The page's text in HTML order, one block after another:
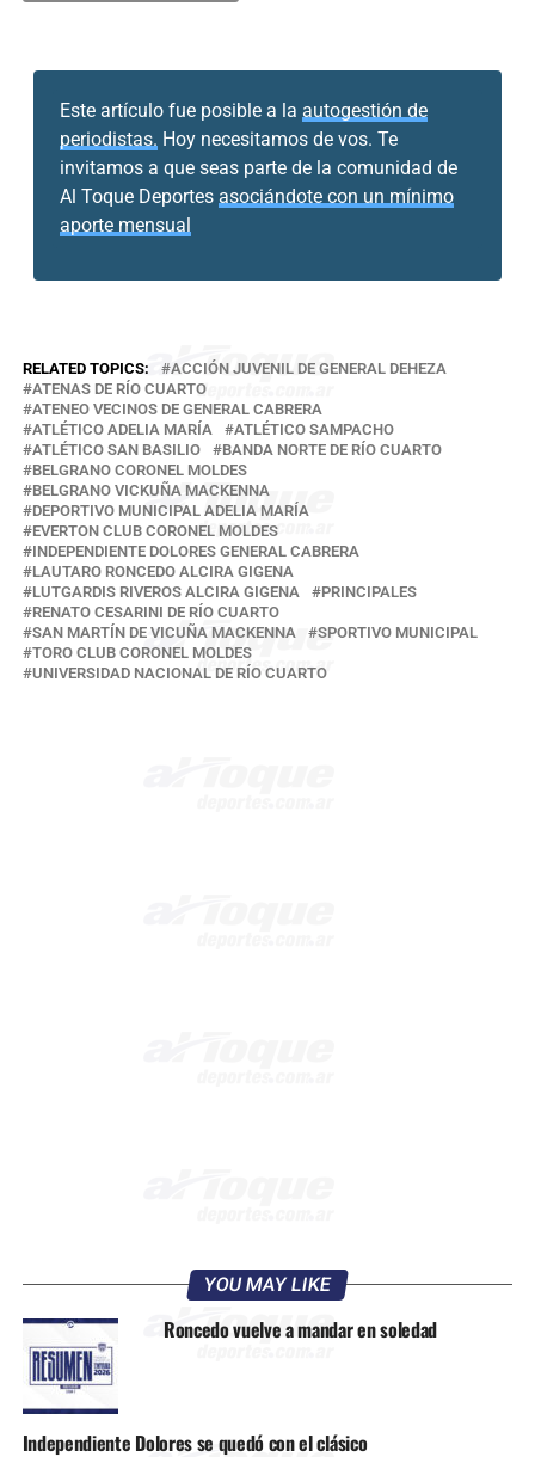
Este artículo fue posible a la autogestión de
periodistas. Hoy necesitamos de vos. Te
invitamos a que seas parte de la comunidad de
Al Toque Deportes asociándote con un mínimo
aporte mensual
RELATED TOPICS:
ACCIÓN JUVENIL DE GENERAL DEHEZA
ATENAS DE RÍO CUARTO
ATENEO VECINOS DE GENERAL CABRERA
ATLÉTICO ADELIA MARÍA
ATLÉTICO SAMPACHO
ATLÉTICO SAN BASILIO
BANDA NORTE DE RÍO CUARTO
BELGRANO CORONEL MOLDES
BELGRANO VICKUÑA MACKENNA
DEPORTIVO MUNICIPAL ADELIA MARÍA
EVERTON CLUB CORONEL MOLDES
INDEPENDIENTE DOLORES GENERAL CABRERA
LAUTARO RONCEDO ALCIRA GIGENA
LUTGARDIS RIVEROS ALCIRA GIGENA
PRINCIPALES
RENATO CESARINI DE RÍO CUARTO
SAN MARTÍN DE VICUÑA MACKENNA
SPORTIVO MUNICIPAL
TORO CLUB CORONEL MOLDES
UNIVERSIDAD NACIONAL DE RÍO CUARTO
YOU MAY LIKE
Roncedo vuelve a mandar en soledad
Independiente Dolores se quedó con el clásico